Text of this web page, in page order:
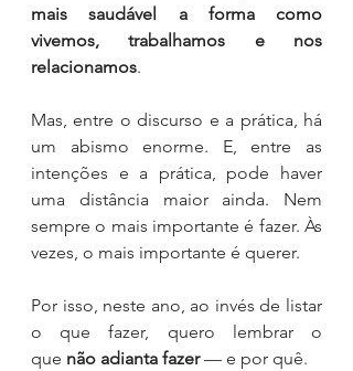
mais saudável a forma como
vivemos, trabalhamos e nos
relacionamos.
Mas, entre o discurso e a prática, há
um abismo enorme. E, entre as
intenções e a prática, pode haver
uma distância maior ainda. Nem
sempre o mais importante é fazer. Às
vezes, o mais importante é querer.
Por isso, neste ano, ao invés de listar
o que fazer, quero lembrar o
que não adianta fazer — e por quê.